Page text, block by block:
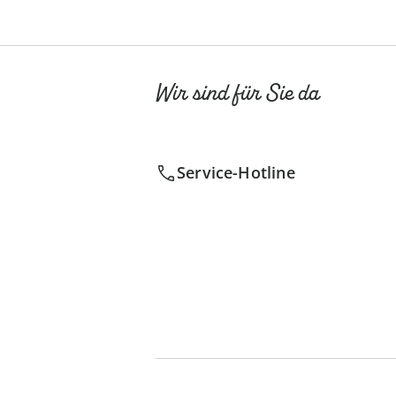
Wir sind für Sie da
Service-Hotline